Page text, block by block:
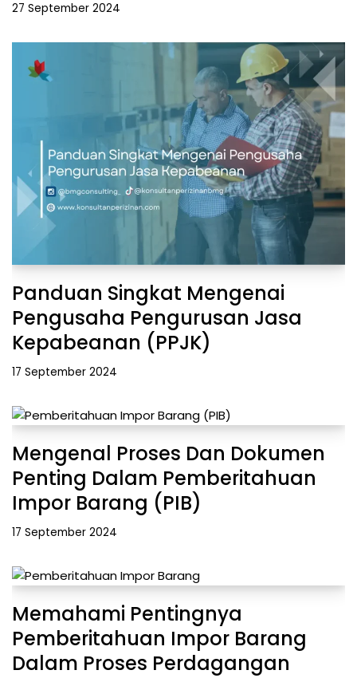
27 September 2024
Panduan Singkat Mengenai
Pengusaha Pengurusan Jasa
Kepabeanan (PPJK)
17 September 2024
Mengenal Proses Dan Dokumen
Penting Dalam Pemberitahuan
Impor Barang (PIB)
17 September 2024
Memahami Pentingnya
Pemberitahuan Impor Barang
Dalam Proses Perdagangan